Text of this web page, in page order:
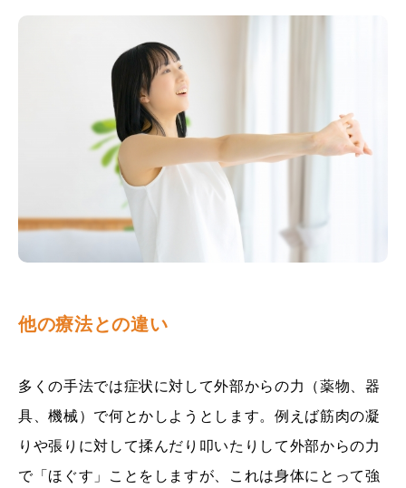
他の療法との違い
多くの手法では症状に対して外部からの力（薬物、器
具、機械）で何とかしようとします。例えば筋肉の凝
りや張りに対して揉んだり叩いたりして外部からの力
で「ほぐす」ことをしますが、これは身体にとって強